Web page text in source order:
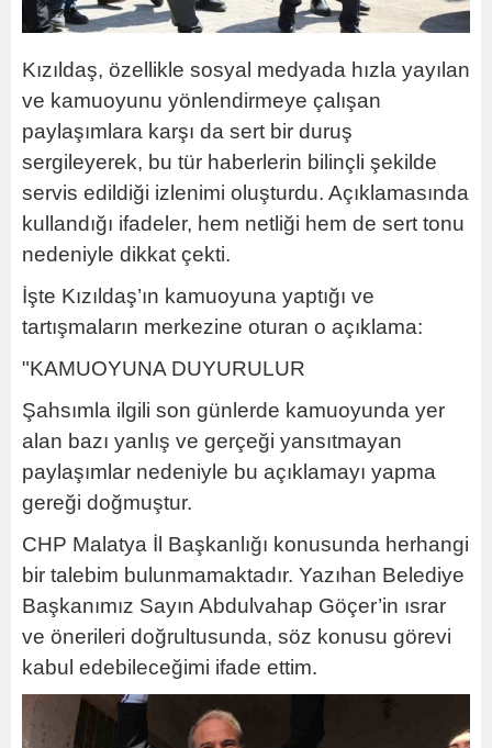
Kızıldaş, özellikle sosyal medyada hızla yayılan
ve kamuoyunu yönlendirmeye çalışan
paylaşımlara karşı da sert bir duruş
sergileyerek, bu tür haberlerin bilinçli şekilde
servis edildiği izlenimi oluşturdu. Açıklamasında
kullandığı ifadeler, hem netliği hem de sert tonu
nedeniyle dikkat çekti.
İşte Kızıldaş’ın kamuoyuna yaptığı ve
tartışmaların merkezine oturan o açıklama:
"KAMUOYUNA DUYURULUR
Şahsımla ilgili son günlerde kamuoyunda yer
alan bazı yanlış ve gerçeği yansıtmayan
paylaşımlar nedeniyle bu açıklamayı yapma
gereği doğmuştur.
CHP Malatya İl Başkanlığı konusunda herhangi
bir talebim bulunmamaktadır. Yazıhan Belediye
Başkanımız Sayın Abdulvahap Göçer’in ısrar
ve önerileri doğrultusunda, söz konusu görevi
kabul edebileceğimi ifade ettim.